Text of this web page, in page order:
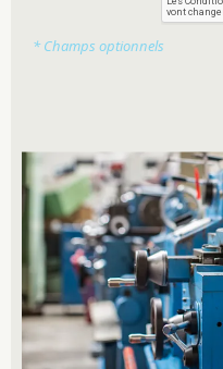
* Champs optionnels